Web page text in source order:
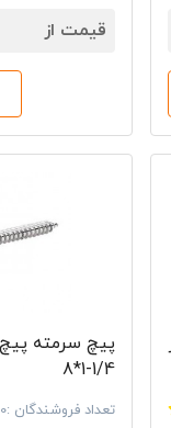
قیمت از
پیچ سرمته
1/4-1*8
تعداد فروشندگان :0